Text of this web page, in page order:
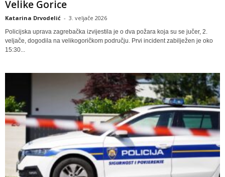
Velike Gorice
Katarina Drvodelić - 3. veljače 2026
Policijska uprava zagrebačka izvijestila je o dva požara koja su se jučer, 2.
veljače, dogodila na velikogoričkom području. Prvi incident zabilježen je oko
15:30...